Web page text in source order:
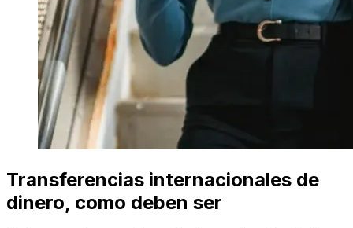
Transferencias internacionales de
dinero, como deben ser